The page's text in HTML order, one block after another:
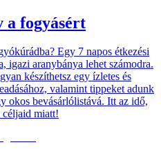
a fogyásért
Egy 7 napos étkezési
igazi aranybánya lehet számodra.
készíthetsz egy ízletes és
valamint tippeket adunk
okos bevásárlólistává. Itt az idő,
céljaid miatt!